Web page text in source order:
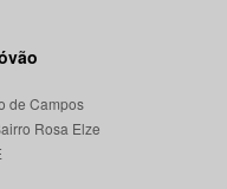
de Campos
Rosa Elze